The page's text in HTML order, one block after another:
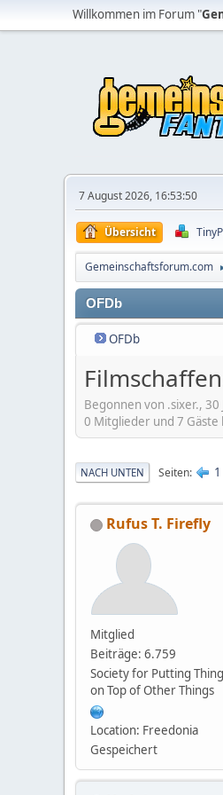
Willkommen im Forum "
7 August 2026, 16:53:50
Übersicht
Gemeinschaftsforum.com
OFDb
OFDb
Begonnen von .sixer.,
0 Mitglieder und 7 Gäste
NACH UNTEN Seiten 1
Rufus T. Firefly
Mitglied
Beiträge: 6.759
Society for Putting
on Top of Other Things
Location: Freedonia
Gespeichert